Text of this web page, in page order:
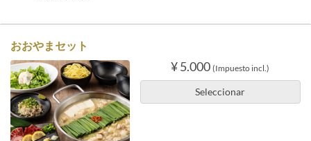
おおやまセット
¥ 5.000 (Impuesto incl.)
Seleccionar